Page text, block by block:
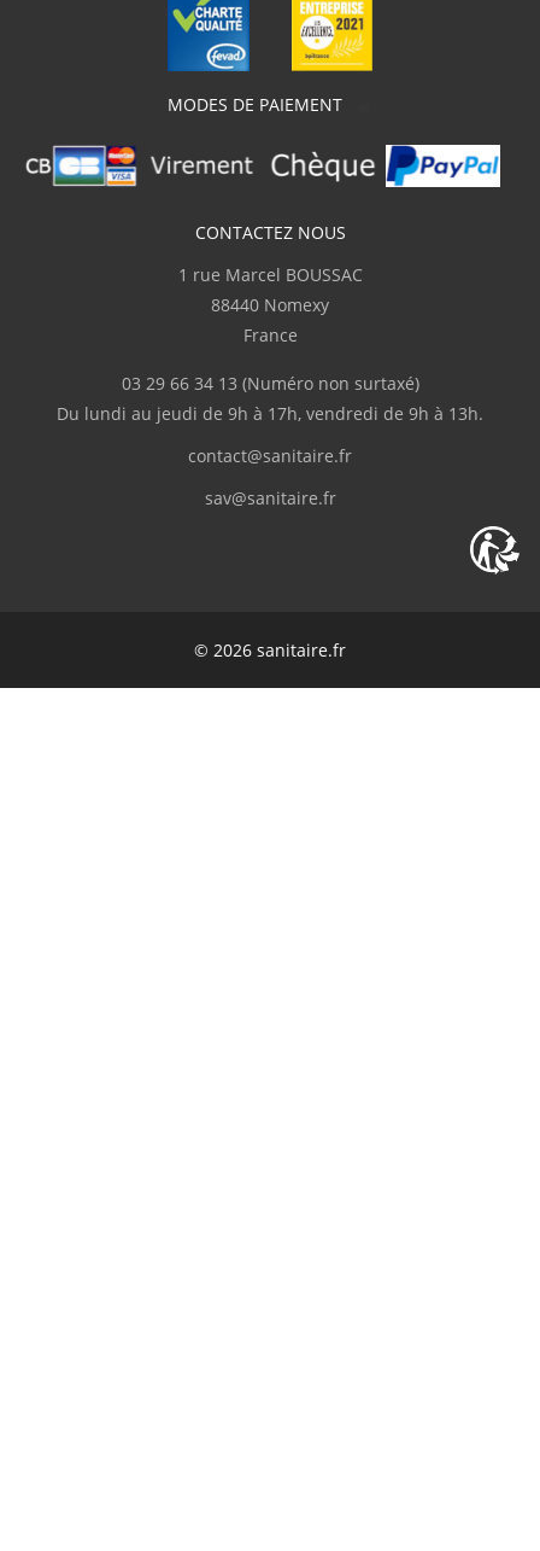
MODES DE PAIEMENT
CONTACTEZ NOUS
1 rue Marcel BOUSSAC
88440 Nomexy
France
03 29 66 34 13 (Numéro non surtaxé)
Du lundi au jeudi de 9h à 17h, vendredi de 9h à 13h.
contact@sanitaire.fr
sav@sanitaire.fr
© 2026 sanitaire.fr